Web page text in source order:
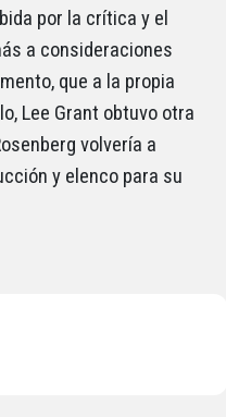
por la crítica y el
a consideraciones
que a la propia
Lee Grant obtuvo otra
volvería a
y elenco para su